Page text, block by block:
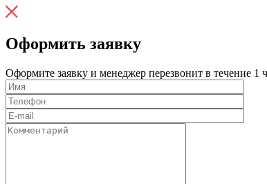
Оформить заявку
Оформите заявку и менеджер перезвонит в течение 1